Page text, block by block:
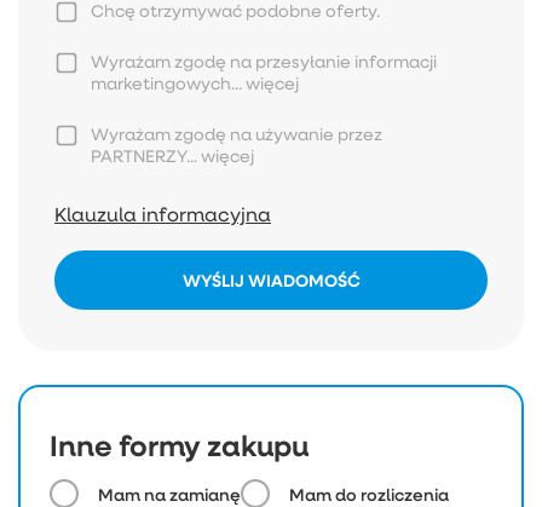
Chcę otrzymywać podobne oferty.
Wyrażam zgodę na przesyłanie informacji
marketingowych...więcej
Wyrażam zgodę na używanie przez
PARTNERZY...więcej
Klauzula informacyjna
WYŚLIJ WIADOMOŚĆ
Inne formy zakupu
Mam na zamianę Mam do rozliczenia